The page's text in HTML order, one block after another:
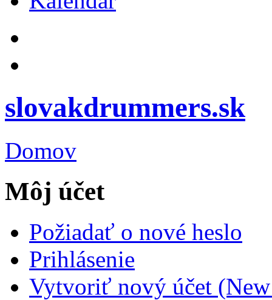
slovakdrummers.sk
Domov
Môj účet
Požiadať o nové heslo
Prihlásenie
Vytvoriť nový účet